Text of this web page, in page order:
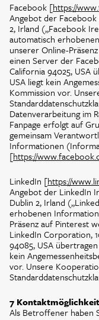
Facebook [https://
Angebot der Facebook
2, Irland („Facebook
automatisch
unserer Online-
einen Server der
California 94025, USA
USA liegt kein
Kommission vor.
Datenverarbeitung im
Fanpage erfolgt auf
gemeinsam
Informationen
[https://
LinkedIn [https://
Angebot der LinkedIn
Dublin 2, Irland
erhobenen
Präsenz auf Pinterest
LinkedIn Corporation,
94085, USA
kein
vor. Unsere
7
Als Betroffener haben